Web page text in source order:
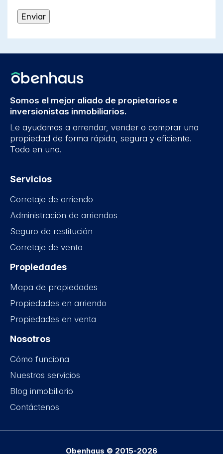
Somos el mejor aliado de propietarios e
inversionistas inmobiliarios.
Le ayudamos a arrendar, vender o comprar una
propiedad de forma rápida, segura y eficiente.
Todo en uno.
Servicios
Corretaje de arriendo
Administración de arriendos
Seguro de restitución
Corretaje de venta
Propiedades
Mapa de propiedades
Propiedades en arriendo
Propiedades en venta
Nosotros
Cómo funciona
Nuestros servicios
Blog inmobiliario
Contáctenos
Obenhaus © 2015-2026